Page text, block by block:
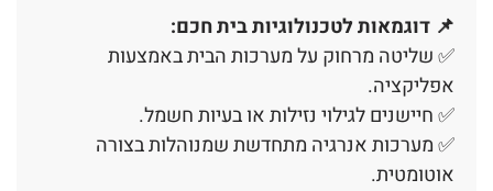
📌 דוגמאות לטכנולוגיות בית חכם:
✅ שליטה מרחוק על מערכות הבית באמצעות
אפליקציה.
✅ חיישנים לגילוי נזילות או בעיות חשמל.
✅ מערכות אנרגיה מתחדשת שמנוהלות בצורה
אוטומטית.